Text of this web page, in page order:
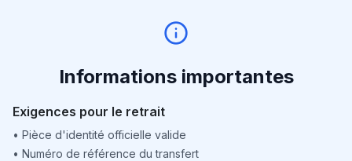
Informations importantes
Exigences pour le retrait
• Pièce d'identité officielle valide
• Numéro de référence du transfert